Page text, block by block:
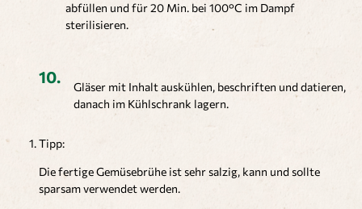
abfüllen und für 20 Min. bei 100°C im Dampf
sterilisieren.
Gläser mit Inhalt auskühlen, beschriften und datieren,
danach im Kühlschrank lagern.
Tipp:
Die fertige Gemüsebrühe ist sehr salzig, kann und sollte
sparsam verwendet werden.